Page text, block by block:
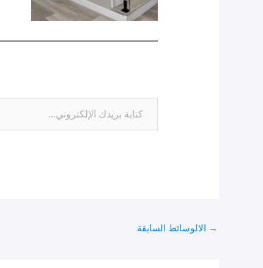
→ الالوسائط السابقة